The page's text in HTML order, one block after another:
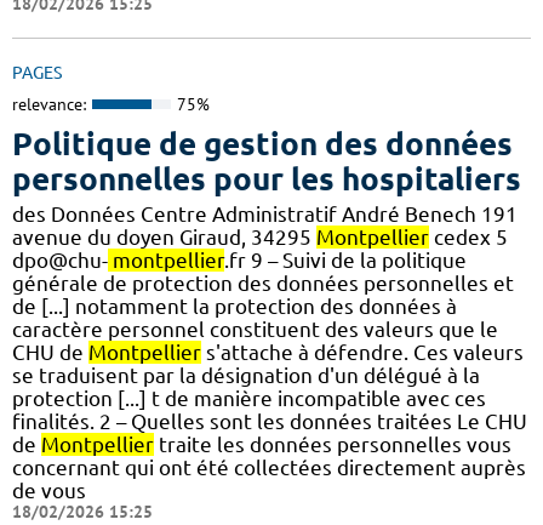
PAGES
relevance: 75%
Politique de gestion des données
personnelles pour les hospitaliers
des Données Centre Administratif André Benech 191
avenue du doyen Giraud, 34295 Montpellier cedex 5
dpo@chu- montpellier.fr 9 – Suivi de la politique
générale de protection des données personnelles et
de [...] notamment la protection des données à
caractère personnel constituent des valeurs que le
CHU de Montpellier s'attache à défendre. Ces valeurs
se traduisent par la désignation d'un délégué à la
protection [...] t de manière incompatible avec ces
finalités. 2 – Quelles sont les données traitées Le CHU
de Montpellier traite les données personnelles vous
concernant qui ont été collectées directement auprès
de vous
18/02/2026 15:25